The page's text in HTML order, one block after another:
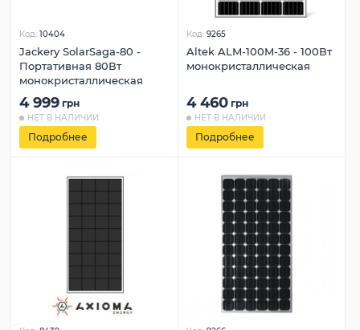
Код: 10404
Jackery SolarSaga-80 -
Портативная 80Вт
монокристаллическая
4 999 грн
НЕТ В НАЛИЧИИ
Подробнее
Код: 9265
Altek ALM-100M-36 - 100Вт
монокристаллическая
4 460 грн
НЕТ В НАЛИЧИИ
Подробнее